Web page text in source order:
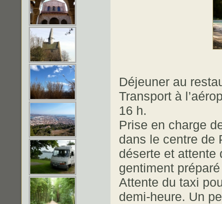
Déjeuner au
Transport à
16 h.
Prise en charge
dans le centre de
déserte et attente
gentiment
Attente du taxi
demi-heure. Un